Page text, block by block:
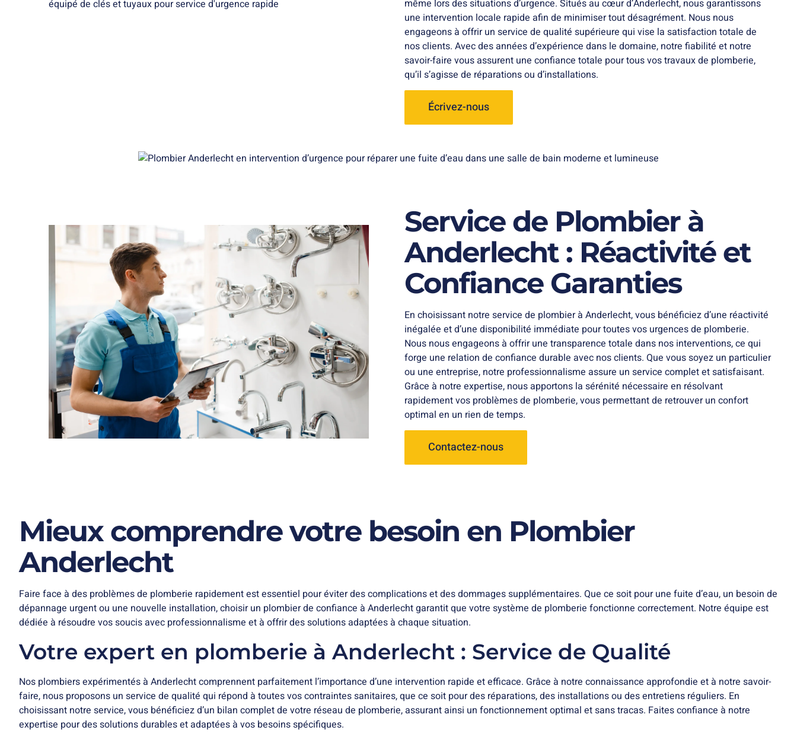
même lors des situations d’urgence. Situés au cœur d’Anderlecht, nous garantissons
une intervention locale rapide afin de minimiser tout désagrément. Nous nous
engageons à offrir un service de qualité supérieure qui vise la satisfaction totale de
nos clients. Avec des années d’expérience dans le domaine, notre fiabilité et notre
savoir-faire vous assurent une confiance totale pour tous vos travaux de plomberie,
qu’il s’agisse de réparations ou d’installations.
Écrivez-nous
Service de Plombier à
Anderlecht : Réactivité et
Confiance Garanties
En choisissant notre service de plombier à Anderlecht, vous bénéficiez d’une réactivité
inégalée et d’une disponibilité immédiate pour toutes vos urgences de plomberie.
Nous nous engageons à offrir une transparence totale dans nos interventions, ce qui
forge une relation de confiance durable avec nos clients. Que vous soyez un particulier
ou une entreprise, notre professionnalisme assure un service complet et satisfaisant.
Grâce à notre expertise, nous apportons la sérénité nécessaire en résolvant
rapidement vos problèmes de plomberie, vous permettant de retrouver un confort
optimal en un rien de temps.
Contactez-nous
Mieux comprendre votre besoin en Plombier
Anderlecht
Faire face à des problèmes de plomberie rapidement est essentiel pour éviter des complications et des dommages supplémentaires. Que ce soit pour une fuite d’eau, un besoin de
dépannage urgent ou une nouvelle installation, choisir un plombier de confiance à Anderlecht garantit que votre système de plomberie fonctionne correctement. Notre équipe est
dédiée à résoudre vos soucis avec professionnalisme et à offrir des solutions adaptées à chaque situation.
Votre expert en plomberie à Anderlecht : Service de Qualité
Nos plombiers expérimentés à Anderlecht comprennent parfaitement l’importance d’une intervention rapide et efficace. Grâce à notre connaissance approfondie et à notre savoir-
faire, nous proposons un service de qualité qui répond à toutes vos contraintes sanitaires, que ce soit pour des réparations, des installations ou des entretiens réguliers. En
choisissant notre service, vous bénéficiez d’un bilan complet de votre réseau de plomberie, assurant ainsi un fonctionnement optimal et sans tracas. Faites confiance à notre
expertise pour des solutions durables et adaptées à vos besoins spécifiques.